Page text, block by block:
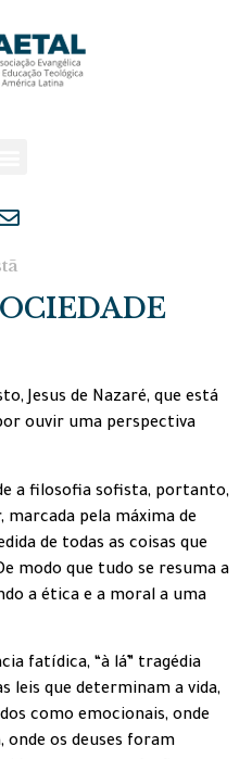
Jesus de Nazaré, que está
ouvir uma perspectiva
a filosofia sofista, portanto,
pela máxima de
de todas as coisas que
modo que tudo se resuma a
a ética e a moral a uma
fatídica, “à lá” tragédia
leis que determinam a vida,
como emocionais, onde
onde os deuses foram